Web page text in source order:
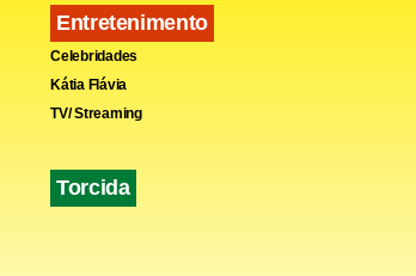
Entretenimento
Celebridades
Kátia Flávia
TV/ Streaming
Torcida